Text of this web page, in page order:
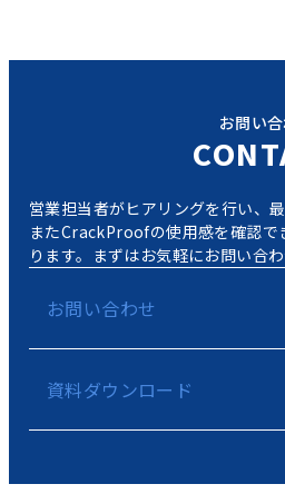
お問い
営業担当者がヒアリングを行い、
またCrackProofの使用感を確認で
ります。 まずはお気軽にお問い合わ
お問い合わせ
資料ダウンロード